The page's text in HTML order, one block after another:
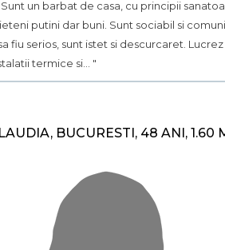
Sunt un barbat de casa, cu principii
putini dar buni. Sunt sociabil si
fiu serios, sunt istet si descurcaret.
termice si... "
BUCURESTI, 48 ANI, 1.60